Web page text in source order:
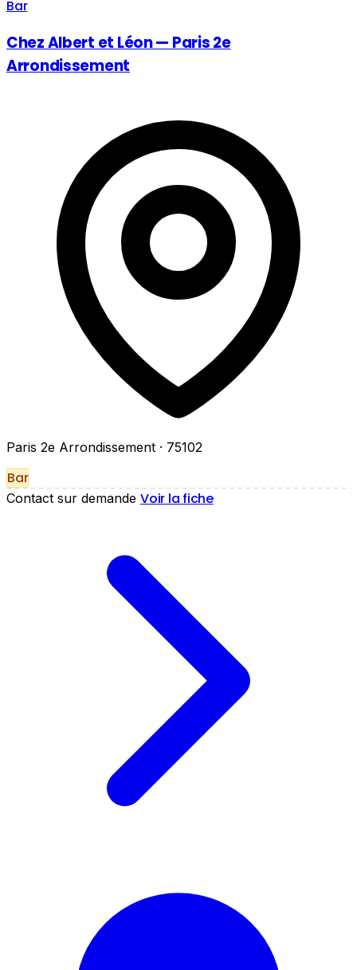
Bar
Chez Albert et Léon — Paris 2e
Arrondissement
Paris 2e Arrondissement · 75102
Bar
Contact sur demande Voir la fiche